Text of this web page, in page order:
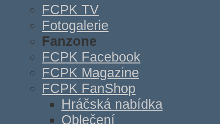
FCPK TV
Fotogalerie
Fanzone
FCPK Facebook
FCPK Magazine
FCPK FanShop
Hráčská nabídka
Oblečení